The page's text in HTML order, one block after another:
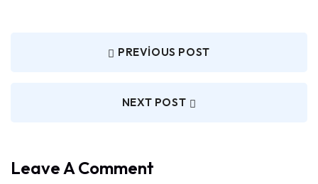
PREVIOUS POST
NEXT POST
Leave A Comment